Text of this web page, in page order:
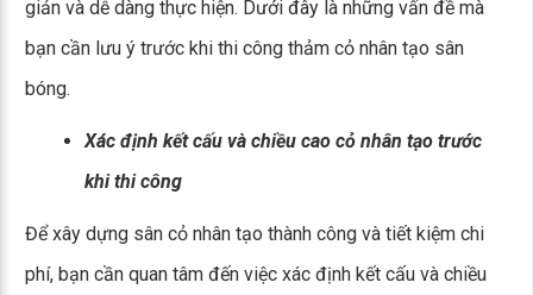
giản và dễ dàng thực hiện. Dưới đây là những vấn đề mà
bạn cần lưu ý trước khi thi công thảm cỏ nhân tạo sân
bóng.
Xác định kết cấu và chiều cao cỏ nhân tạo trước
khi thi công
Để xây dựng sân cỏ nhân tạo thành công và tiết kiệm chi
phí, bạn cần quan tâm đến việc xác định kết cấu và chiều